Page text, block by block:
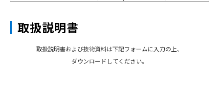
取扱説明書
取扱説明書および技術資料は下記フォームに入力の上、
ダウンロードしてください。